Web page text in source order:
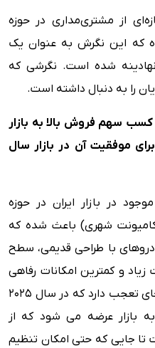
از مشتری‌مداری در حوزه
که این نگرش به عنوان یک
شده است. نگرشی که
را به دنبال داشته است.
سهم فروش بالا به بازار
موفقیت آن در بازار سال
در بازار ایران در حوزه
شهری) باعث شده که
با طراحی قدیمی، سطح
و کمترین امکانات رفاهی
برای رانندگان و… استفاده کنند. جای تعجب دارد که در سال 2025
بازار عرضه می شود که از
تا جایی که حتی امکان تنظیم